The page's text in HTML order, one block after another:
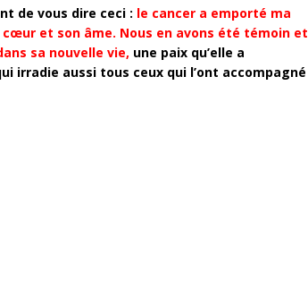
de vous dire ceci : le cancer a emporté ma
et son âme. Nous en avons été témoin et
sa nouvelle vie, une paix qu’elle a
irradie aussi tous ceux qui l’ont accompagné